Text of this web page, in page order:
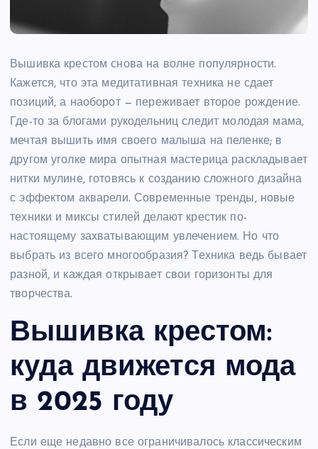
Вышивка крестом снова на волне популярности.
Кажется, что эта медитативная техника не сдает
позиций, а наоборот — переживает второе рождение.
Где-то за блогами рукодельниц следит молодая мама,
мечтая вышить имя своего малыша на пеленке; в
другом уголке мира опытная мастерица раскладывает
нитки мулине, готовясь к созданию сложного дизайна
с эффектом акварели. Современные тренды, новые
техники и миксы стилей делают крестик по-
настоящему захватывающим увлечением. Но что
выбрать из всего многообразия? Техника ведь бывает
разной, и каждая открывает свои горизонты для
творчества.
Вышивка крестом:
куда движется мода
в 2025 году
Если еще недавно все ограничивалось классическим